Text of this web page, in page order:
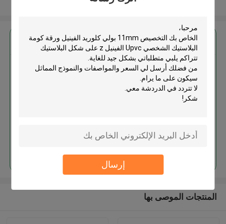
إرسال
احصل على افضل سعر ل
التخصيص 11mm بولي كلوريد
الفينيل ورقة كومة البلاستيك
المنتجات الموصى بها